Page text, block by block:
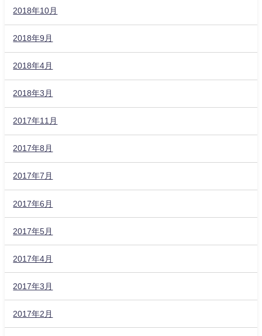
2018年10月
2018年9月
2018年4月
2018年3月
2017年11月
2017年8月
2017年7月
2017年6月
2017年5月
2017年4月
2017年3月
2017年2月